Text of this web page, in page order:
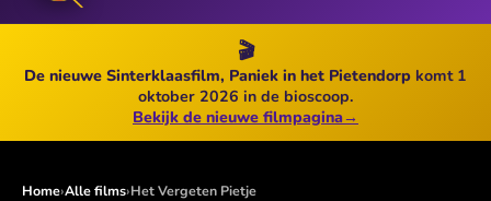
🎬
De nieuwe Sinterklaasfilm, Paniek in het Pietendorp komt 1
oktober 2026 in de bioscoop.
Bekijk de nieuwe filmpagina→
Home›Alle films›Het Vergeten Pietje